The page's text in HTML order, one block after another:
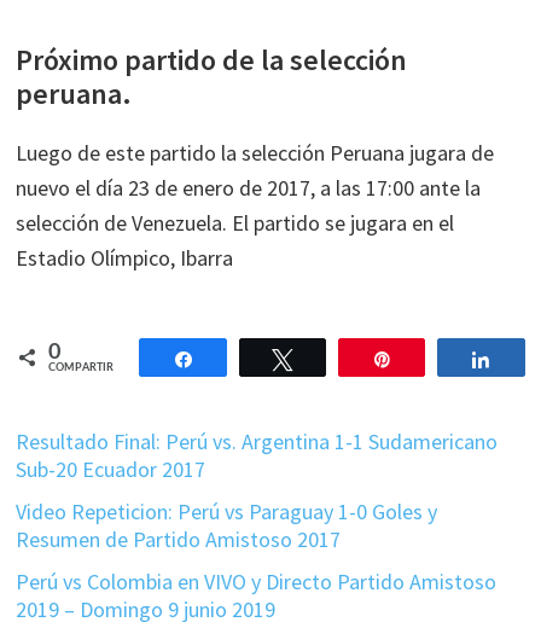
Próximo partido de la selección
peruana.
Luego de este partido la selección Peruana jugara de
nuevo el día 23 de enero de 2017, a las 17:00 ante la
selección de Venezuela. El partido se jugara en el
Estadio Olímpico, Ibarra
0
COMPARTIR
Compartir
Resultado Final: Perú vs. Argentina 1-1 Sudamericano
Sub-20 Ecuador 2017
Video Repeticion: Perú vs Paraguay 1-0 Goles y
Resumen de Partido Amistoso 2017
Perú vs Colombia en VIVO y Directo Partido Amistoso
2019 – Domingo 9 junio 2019